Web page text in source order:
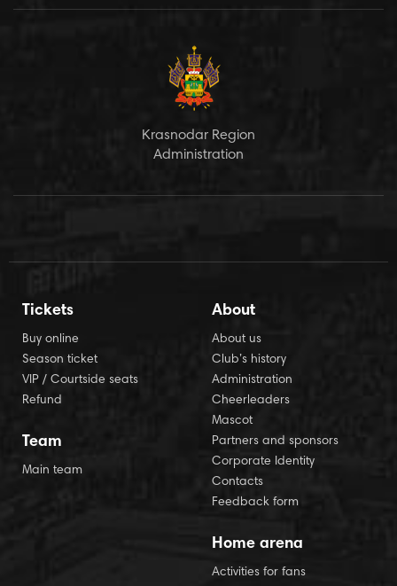
Krasnodar Region
Administration
Tickets
Buy online
Season ticket
VIP / Courtside seats
Refund
Team
Main team
About
About us
Club’s history
Administration
Cheerleaders
Mascot
Partners and sponsors
Corporate Identity
Contacts
Feedback form
Home arena
Activities for fans